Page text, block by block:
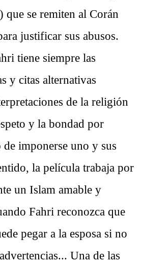
que se remiten al Corán
justificar sus abusos.
tiene siempre las
y citas alternativas
de la religión
y la bondad por
de imponerse uno y sus
la película trabaja por
un Islam amable y
Fahri reconozca que
pegar a la esposa si no
Una de las